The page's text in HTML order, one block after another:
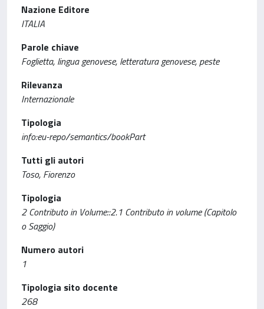
Nazione Editore
ITALIA
Parole chiave
Foglietta, lingua genovese, letteratura genovese, peste
Rilevanza
Internazionale
Tipologia
info:eu-repo/semantics/bookPart
Tutti gli autori
Toso, Fiorenzo
Tipologia
2 Contributo in Volume::2.1 Contributo in volume (Capitolo
o Saggio)
Numero autori
1
Tipologia sito docente
268